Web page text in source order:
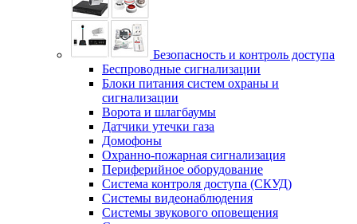
Безопасность и контроль доступа
Беспроводные сигнализации
Блоки питания систем охраны и
сигнализации
Ворота и шлагбаумы
Датчики утечки газа
Домофоны
Охранно-пожарная сигнализация
Периферийное оборудование
Система контроля доступа (СКУД)
Системы видеонаблюдения
Системы звукового оповещения